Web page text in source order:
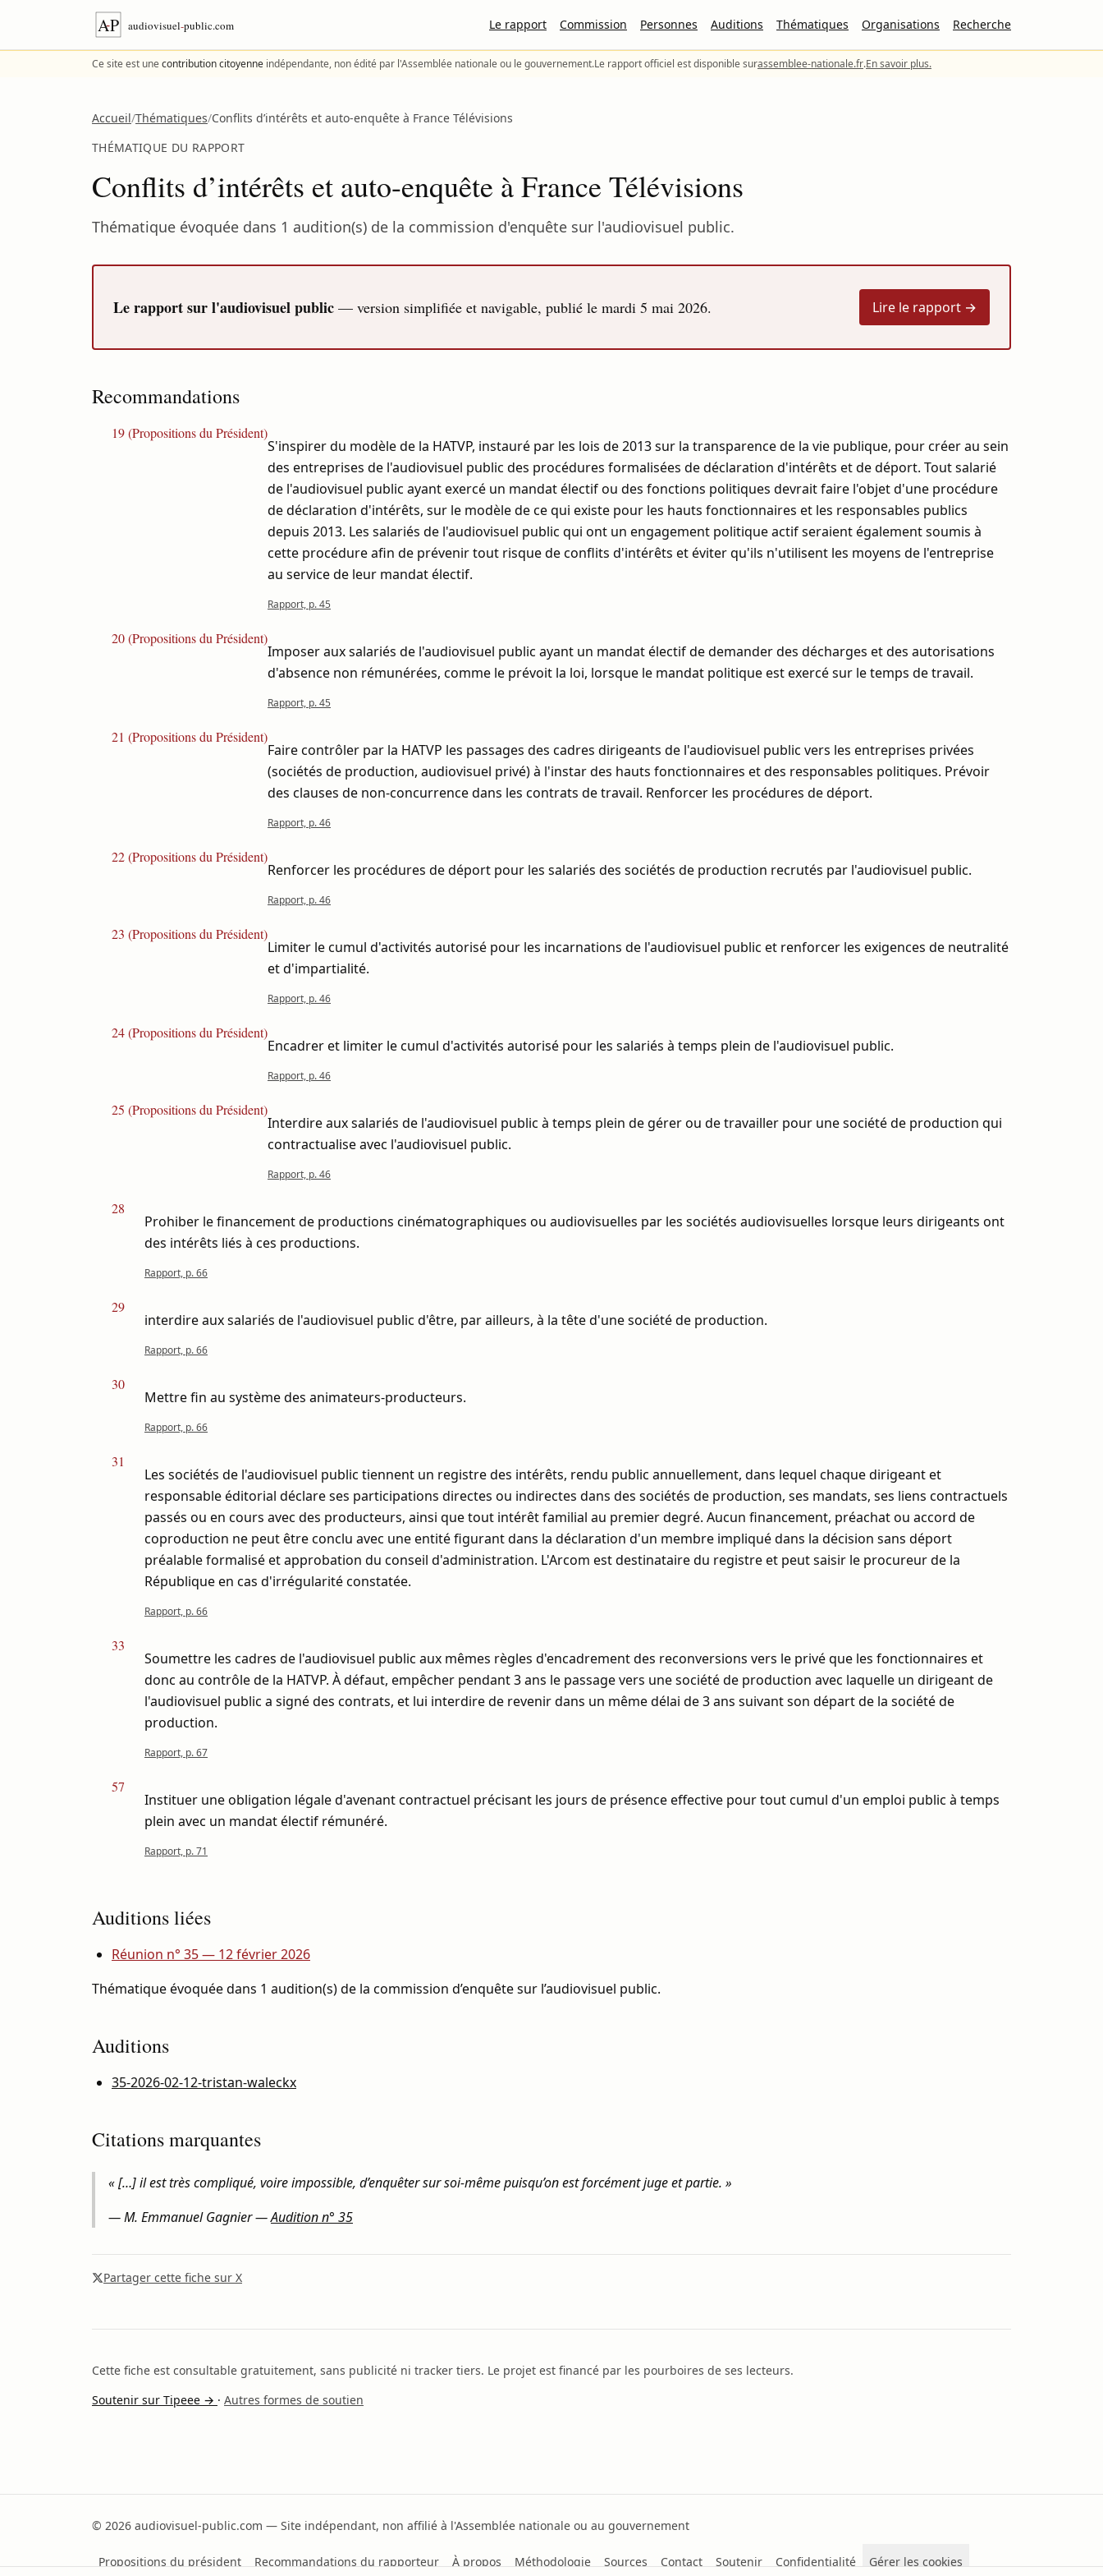
Aller au contenu
Le rapport Commission Personnes Auditions Thématiques Organisations Recherche
Ce site est unecontribution citoyenne indépendante, non édité par l'Assemblée nationale ou le gouvernement.Le rapport officiel est disponible surassemblee-nationale.fr.En savoir plus.
Accueil/Thématiques/Conflits d’intérêts et auto-enquête à France Télévisions
THÉMATIQUE DU RAPPORT
Conflits d’intérêts et auto-enquête à France Télévisions
Thématique évoquée dans 1 audition(s) de la commission d'enquête sur l'audiovisuel public.
Le rapport sur l'audiovisuel public — version simplifiée et navigable, publié le mardi 5 mai 2026. Lire le rapport →
Recommandations
19 (Propositions du Président)
S'inspirer du modèle de la HATVP, instauré par les lois de 2013 sur la transparence de la vie publique, pour créer au sein
des entreprises de l'audiovisuel public des procédures formalisées de déclaration d'intérêts et de déport. Tout salarié
de l'audiovisuel public ayant exercé un mandat électif ou des fonctions politiques devrait faire l'objet d'une procédure
de déclaration d'intérêts, sur le modèle de ce qui existe pour les hauts fonctionnaires et les responsables publics
depuis 2013. Les salariés de l'audiovisuel public qui ont un engagement politique actif seraient également soumis à
cette procédure afin de prévenir tout risque de conflits d'intérêts et éviter qu'ils n'utilisent les moyens de l'entreprise
au service de leur mandat électif.
Rapport, p. 45
20 (Propositions du Président)
Imposer aux salariés de l'audiovisuel public ayant un mandat électif de demander des décharges et des autorisations
d'absence non rémunérées, comme le prévoit la loi, lorsque le mandat politique est exercé sur le temps de travail.
Rapport, p. 45
21 (Propositions du Président)
Faire contrôler par la HATVP les passages des cadres dirigeants de l'audiovisuel public vers les entreprises privées
(sociétés de production, audiovisuel privé) à l'instar des hauts fonctionnaires et des responsables politiques. Prévoir
des clauses de non-concurrence dans les contrats de travail. Renforcer les procédures de déport.
Rapport, p. 46
22 (Propositions du Président)
Renforcer les procédures de déport pour les salariés des sociétés de production recrutés par l'audiovisuel public.
Rapport, p. 46
23 (Propositions du Président)
Limiter le cumul d'activités autorisé pour les incarnations de l'audiovisuel public et renforcer les exigences de neutralité
et d'impartialité.
Rapport, p. 46
24 (Propositions du Président)
Encadrer et limiter le cumul d'activités autorisé pour les salariés à temps plein de l'audiovisuel public.
Rapport, p. 46
25 (Propositions du Président)
Interdire aux salariés de l'audiovisuel public à temps plein de gérer ou de travailler pour une société de production qui
contractualise avec l'audiovisuel public.
Rapport, p. 46
28
Prohiber le financement de productions cinématographiques ou audiovisuelles par les sociétés audiovisuelles lorsque leurs dirigeants ont
des intérêts liés à ces productions.
Rapport, p. 66
29
interdire aux salariés de l'audiovisuel public d'être, par ailleurs, à la tête d'une société de production.
Rapport, p. 66
30
Mettre fin au système des animateurs-producteurs.
Rapport, p. 66
31
Les sociétés de l'audiovisuel public tiennent un registre des intérêts, rendu public annuellement, dans lequel chaque dirigeant et
responsable éditorial déclare ses participations directes ou indirectes dans des sociétés de production, ses mandats, ses liens contractuels
passés ou en cours avec des producteurs, ainsi que tout intérêt familial au premier degré. Aucun financement, préachat ou accord de
coproduction ne peut être conclu avec une entité figurant dans la déclaration d'un membre impliqué dans la décision sans déport
préalable formalisé et approbation du conseil d'administration. L'Arcom est destinataire du registre et peut saisir le procureur de la
République en cas d'irrégularité constatée.
Rapport, p. 66
33
Soumettre les cadres de l'audiovisuel public aux mêmes règles d'encadrement des reconversions vers le privé que les fonctionnaires et
donc au contrôle de la HATVP. À défaut, empêcher pendant 3 ans le passage vers une société de production avec laquelle un dirigeant de
l'audiovisuel public a signé des contrats, et lui interdire de revenir dans un même délai de 3 ans suivant son départ de la société de
production.
Rapport, p. 67
57
Instituer une obligation légale d'avenant contractuel précisant les jours de présence effective pour tout cumul d'un emploi public à temps
plein avec un mandat électif rémunéré.
Rapport, p. 71
Auditions liées
Réunion n° 35 — 12 février 2026
Thématique évoquée dans 1 audition(s) de la commission d’enquête sur l’audiovisuel public.
Auditions
35-2026-02-12-tristan-waleckx
Citations marquantes
« […] il est très compliqué, voire impossible, d’enquêter sur soi-même puisqu’on est forcément juge et partie. »
—M. Emmanuel Gagnier—Audition n° 35
Partager cette fiche sur X
Cette fiche est consultable gratuitement, sans publicité ni tracker tiers. Le projet est financé par les pourboires de ses lecteurs.
Soutenir sur Tipeee → · Autres formes de soutien
© 2026 audiovisuel-public.com — Site indépendant, non affilié à l'Assemblée nationale ou au gouvernement
Propositions du président Recommandations du rapporteur À propos Méthodologie Sources Contact Soutenir Confidentialité Gérer les cookies